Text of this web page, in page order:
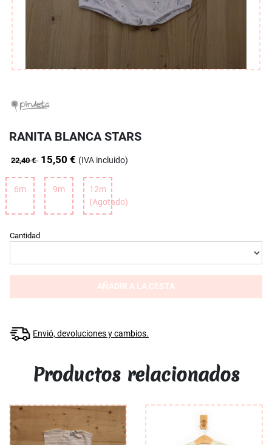
RANITA BLANCA STARS
22,40 € 15,50 € (IVA incluido)
6m 9m
12m
(Agotado)
Cantidad
AÑADIR A LA CESTA
Envió, devoluciones y cambios.
Productos relacionados